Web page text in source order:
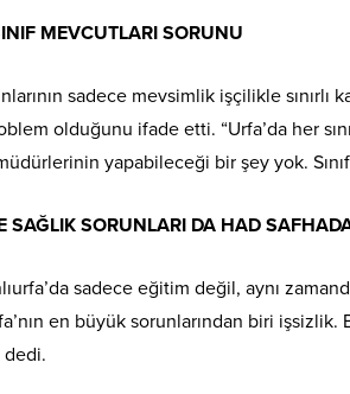
MEVCUTLARI SORUNU
sadece mevsimlik işçilikle sınırlı
olduğunu ifade etti. “Urfa’da her
yapabileceği bir şey yok.
SAĞLIK SORUNLARI DA HAD
sadece eğitim değil, aynı
en büyük sorunlarından biri
dedi.